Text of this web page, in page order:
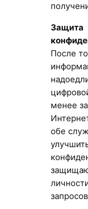
Защита
После
менее
обе